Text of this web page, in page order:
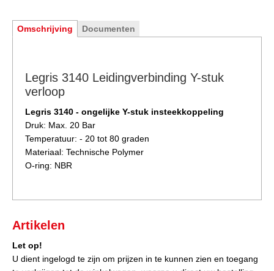
Omschrijving Documenten
Legris 3140 Leidingverbinding Y-stuk
verloop
Legris 3140 - ongelijke Y-stuk insteekkoppeling
Druk: Max. 20 Bar
Temperatuur: - 20 tot 80 graden
Materiaal: Technische Polymer
O-ring: NBR
Artikelen
Let op!
U dient ingelogd te zijn om prijzen in te kunnen zien en toegang